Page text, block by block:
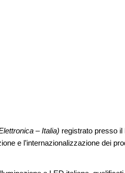
– Italia) registrato presso
e l’internazionalizzazione dei